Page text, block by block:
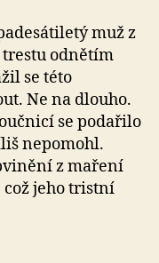
muž z
odnětím
se této
Ne na dlouho.
se podařilo
nepomohl.
z maření
jeho tristní